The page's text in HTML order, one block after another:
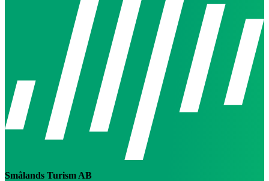
Smålands Turism AB